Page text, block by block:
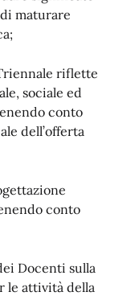
maturare
riflette
sociale ed
conto
dell’offerta
conto
Docenti sulla
le attività della